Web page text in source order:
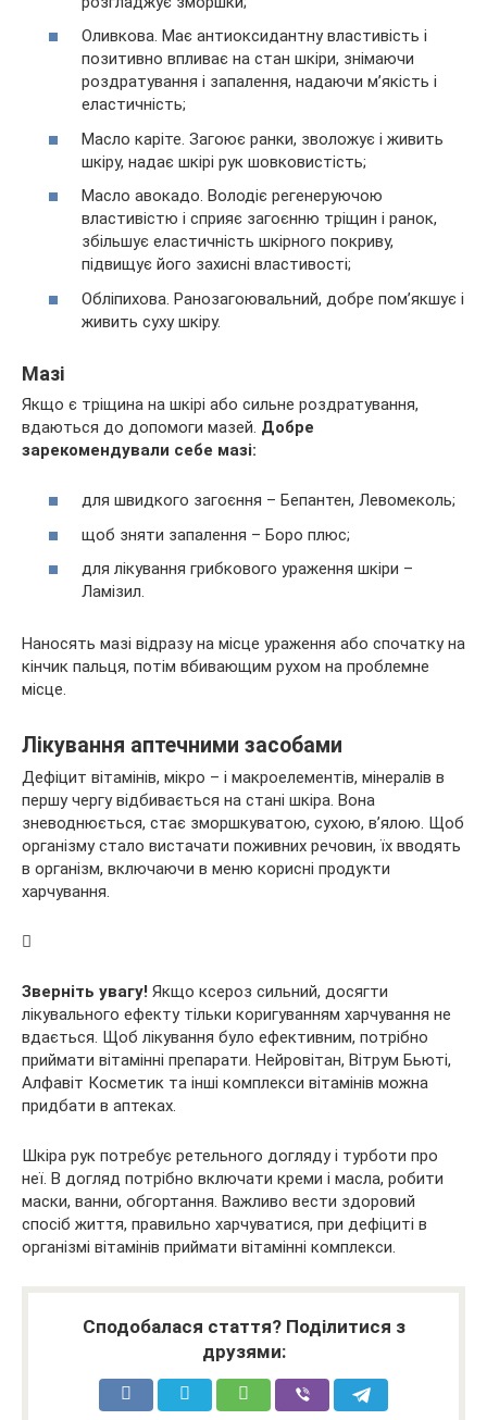
Оливкова. Має антиоксидантну властивість і
позитивно впливає на стан шкіри, знімаючи
роздратування і запалення, надаючи м’якість і
еластичність;
Масло каріте. Загоює ранки, зволожує і живить
шкіру, надає шкірі рук шовковистість;
Масло авокадо. Володіє регенеруючою
властивістю і сприяє загоєнню тріщин і ранок,
збільшує еластичність шкірного покриву,
підвищує його захисні властивості;
Обліпихова. Ранозагоювальний, добре пом’якшує і
живить суху шкіру.
Мазі
Якщо є тріщина на шкірі або сильне роздратування,
вдаються до допомоги мазей. Добре
зарекомендували себе мазі:
для швидкого загоєння – Бепантен, Левомеколь;
щоб зняти запалення – Боро плюс;
для лікування грибкового ураження шкіри –
Ламізил.
Наносять мазі відразу на місце ураження або спочатку на
кінчик пальця, потім вбивающим рухом на проблемне
місце.
Лікування аптечними засобами
Дефіцит вітамінів, мікро – і макроелементів, мінералів в
першу чергу відбивається на стані шкіра. Вона
зневоднюється, стає зморшкуватою, сухою, в’ялою. Щоб
організму стало вистачати поживних речовин, їх вводять
в організм, включаючи в меню корисні продукти
харчування.
Зверніть увагу! Якщо ксероз сильний, досягти
лікувального ефекту тільки коригуванням харчування не
вдається. Щоб лікування було ефективним, потрібно
приймати вітамінні препарати. Нейровітан, Вітрум Бьюті,
Алфавіт Косметик та інші комплекси вітамінів можна
придбати в аптеках.
Шкіра рук потребує ретельного догляду і турботи про
неї. В догляд потрібно включати креми і масла, робити
маски, ванни, обгортання. Важливо вести здоровий
спосіб життя, правильно харчуватися, при дефіциті в
організмі вітамінів приймати вітамінні комплекси.
Сподобалася стаття? Поділитися з
друзями: